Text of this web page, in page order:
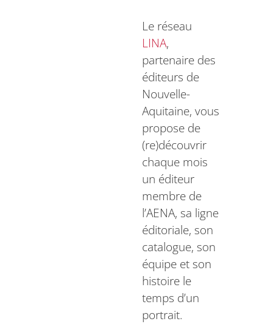
Le réseau
LINA,
partenaire des
éditeurs de
Nouvelle-
Aquitaine, vous
propose de
(re)découvrir
chaque mois
un éditeur
membre de
l’AENA, sa ligne
éditoriale, son
catalogue, son
équipe et son
histoire le
temps d’un
portrait.